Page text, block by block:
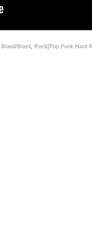
Brasil/Brazil Rock[Pop,Punk,Hard